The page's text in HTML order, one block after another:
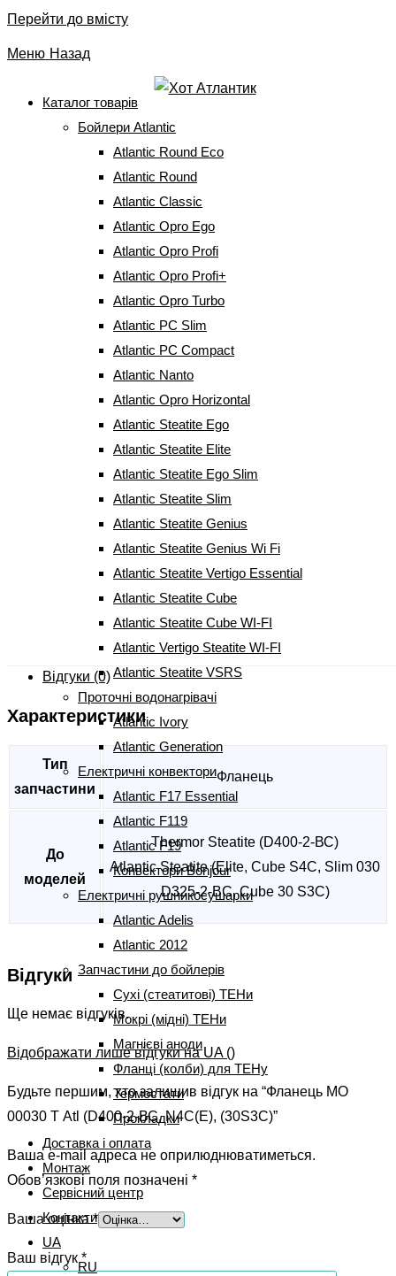
Перейти до вмісту
Меню Назад
Каталог товарів
Бойлери Atlantic
Atlantic Round Eco
Atlantic Round
Atlantic Classic
Atlantic Opro Ego
Atlantic Opro Profi
Atlantic Opro Profi+
Atlantic Opro Turbo
Atlantic PC Slim
Atlantic PC Compact
Atlantic Nanto
Atlantic Opro Horizontal
Atlantic Steatite Ego
Atlantic Steatite Elite
Atlantic Steatite Ego Slim
Atlantic Steatite Slim
Atlantic Steatite Genius
Atlantic Steatite Genius Wi Fi
Atlantic Steatite Vertigo Essential
Atlantic Steatite Cube
Atlantic Steatite Cube WI-FI
Atlantic Vertigo Steatite WI-FI
Atlantic Steatite VSRS
Проточні водонагрівачі
Atlantic Ivory
Atlantic Generation
Електричні конвектори
Atlantic F17 Essential
Atlantic F119
Atlantic F19
Конвектори Bonjour
Електричні рушникосушарки
Atlantic Adelis
Atlantic 2012
Запчастини до бойлерів
Сухі (стеатитові) ТЕНи
Мокрі (мідні) ТЕНи
Магнієві аноди
Фланці (колби) для ТЕНу
Термостати
Прокладки
Доставка і оплата
Монтаж
Сервісний центр
Контакти
UA
RU
Фланець МО 00030 Т Atl
(D400-2-ВС, N4C(E),
(30S3C)
Фланець МО 00030 Т Atl (D400-2-ВС, N4C(E), (30S3C)
Фланець МО 00030 Т Atl (D400-2-
ВС, N4C(E), (30S3C)
грн
Фланець МО 00030 Т Atl (D400-2-ВС, N4C(E), (30S3C)
+
Характеристики
Відгуки (0)
Характеристики
Тип
запчастини
Фланець
До
моделей
Thermor Steatite (D400-2-ВС)
Atlantic Steatite (Elite, Cube S4C, Slim 030
D325-2-BC, Cube 30 S3C)
Відгуки
Ще немає відгуків.
Відображати лише відгуки на UA ()
Будьте першим, хто залишив відгук на “Фланець МО
00030 Т Atl (D400-2-ВС, N4C(E), (30S3C)”
Ваша e-mail адреса не оприлюднюватиметься.
Обов’язкові поля позначені *
Ваша оцінка*
Ваш відгук*